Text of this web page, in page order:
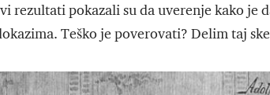
rezultati pokazali su da uverenje kako je
Teško je poverovati? Delim taj